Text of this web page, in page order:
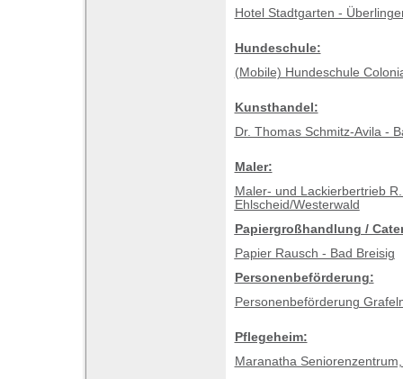
Hotel Stadtgarten -
Hundeschule:
(Mobile) Hundeschule
Kunsthandel:
Dr. Thomas Schmitz-Avila -
Maler:
Maler- und Lackierbertrieb
Ehlscheid/Westerwald
Papiergroßhandlung /
Papier Rausch - Bad Breisig
Personenbeförderung:
Personenbeförderung
Pflegeheim:
Maranatha